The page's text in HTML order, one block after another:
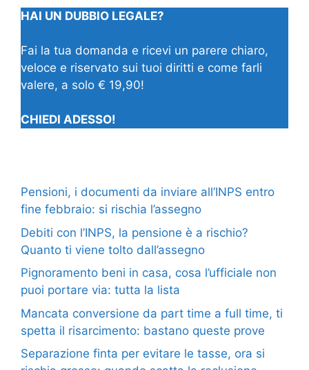
HAI UN DUBBIO LEGALE?
Fai la tua domanda e ricevi un parere chiaro,
veloce e riservato sui tuoi diritti e come farli
valere, a solo € 19,90!
CHIEDI ADESSO!
Pensioni, i documenti da inviare all’INPS entro
fine febbraio: si rischia l’assegno
Debiti con l’INPS, la pensione è a rischio?
Quanto ti viene tolto dall’assegno
Pignoramento beni in casa, cosa l’ufficiale non
puoi portare via: tutta la lista
Mancata conversione da part time a full time, ti
spetta il risarcimento: bastano queste prove
Separazione finta per evitare le tasse, ora si